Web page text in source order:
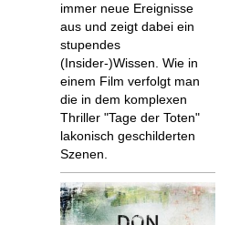
immer neue Ereignisse
aus und zeigt dabei ein
stupendes
(Insider-)Wissen. Wie in
einem Film verfolgt man
die in dem komplexen
Thriller "Tage der Toten"
lakonisch geschilderten
Szenen.